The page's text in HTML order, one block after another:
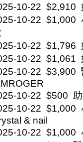
10-22 $2,910
10-22 $1,000
10-22 $1,796
10-22 $1,061
10-22 $3,900
10-22 $500
10-22 $1,000
& nail
10-22 $1,000